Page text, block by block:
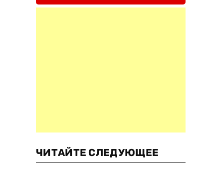
ЧИТАЙТЕ СЛЕДУЮЩЕЕ